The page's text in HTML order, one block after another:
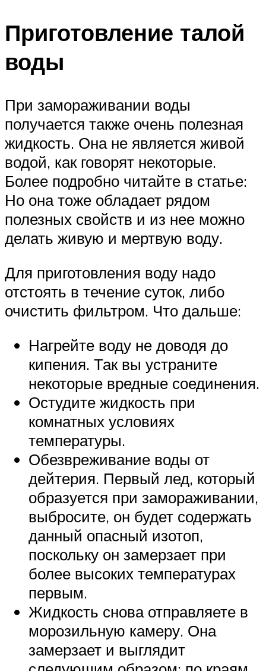
Приготовление талой
воды
При замораживании воды
получается также очень полезная
жидкость. Она не является живой
водой, как говорят некоторые.
Более подробно читайте в статье:
Но она тоже обладает рядом
полезных свойств и из нее можно
делать живую и мертвую воду.
Для приготовления воду надо
отстоять в течение суток, либо
очистить фильтром. Что дальше:
Нагрейте воду не доводя до
кипения. Так вы устраните
некоторые вредные соединения.
Остудите жидкость при
комнатных условиях
температуры.
Обезвреживание воды от
дейтерия. Первый лед, который
образуется при замораживании,
выбросите, он будет содержать
данный опасный изотоп,
поскольку он замерзает при
более высоких температурах
первым.
Жидкость снова отправляете в
морозильную камеру. Она
замерзает и выглядит